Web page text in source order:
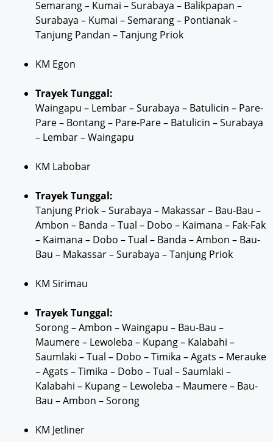
Semarang – Kumai – Surabaya – Balikpapan –
Surabaya – Kumai – Semarang – Pontianak –
Tanjung Pandan – Tanjung Priok
KM Egon
Trayek Tunggal:
Waingapu – Lembar – Surabaya – Batulicin – Pare-
Pare – Bontang – Pare-Pare – Batulicin – Surabaya
– Lembar – Waingapu
KM Labobar
Trayek Tunggal:
Tanjung Priok – Surabaya – Makassar – Bau-Bau –
Ambon – Banda – Tual – Dobo – Kaimana – Fak-Fak
– Kaimana – Dobo – Tual – Banda – Ambon – Bau-
Bau – Makassar – Surabaya – Tanjung Priok
KM Sirimau
Trayek Tunggal:
Sorong – Ambon – Waingapu – Bau-Bau –
Maumere – Lewoleba – Kupang – Kalabahi –
Saumlaki – Tual – Dobo – Timika – Agats – Merauke
– Agats – Timika – Dobo – Tual – Saumlaki –
Kalabahi – Kupang – Lewoleba – Maumere – Bau-
Bau – Ambon – Sorong
KM Jetliner